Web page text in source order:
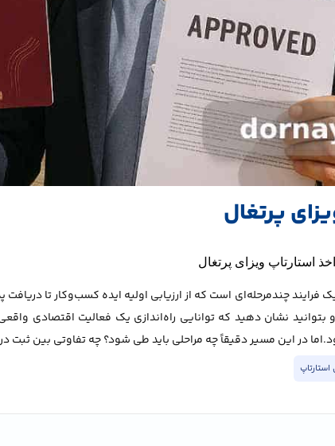
پرتغال
استارتاپ ویزای پرتغال
فرایند چندمرحله‌ای است که از ارزیابی اولیه ایده کسب‌وکار تا
بتوانید نشان دهید که توانایی راه‌اندازی یک فعالیت اقتصادی
در این مسیر دقیقاً چه مراحلی باید طی شود؟ چه تفاوتی بین ثبت
استارتاپ